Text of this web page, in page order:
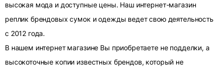
высокая мода и доступные цены. Наш интернет-магазин
реплик брендовых сумок и одежды ведет свою деятельность
с 2012 года.
В нашем интернет магазине Вы приобретаете не подделки, а
высокоточные копии известных брендов, который не